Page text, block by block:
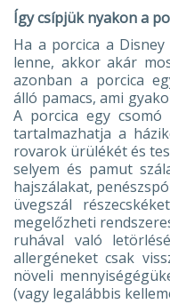
Így csípjük nyakon a
Ha a porcica a
lenne, akkor akár
azonban a porcica
álló pamacs, ami
A porcica egy
tartalmazhatja a
rovarok ürülékét és
selyem és pamut
hajszálakat,
üvegszál
megelőzheti
ruhával való
allergéneket csak
növeli
(vagy legalábbis